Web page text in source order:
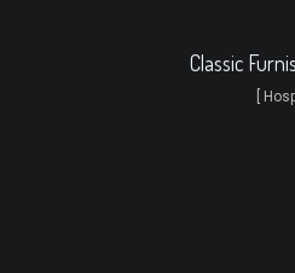
Classic
[